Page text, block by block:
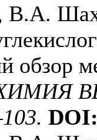
обзор
DOI